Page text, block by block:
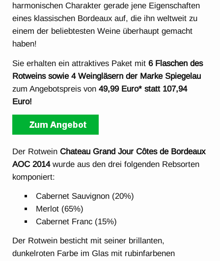
harmonischen Charakter gerade jene Eigenschaften
eines klassischen Bordeaux auf, die ihn weltweit zu
einem der beliebtesten Weine überhaupt gemacht
haben!
Sie erhalten ein attraktives Paket mit 6 Flaschen des
Rotweins sowie 4 Weingläsern der Marke Spiegelau
zum Angebotspreis von49,99 Euro* statt 107,94
Euro!
Der RotweinChateau Grand Jour Côtes de Bordeaux
AOC 2014wurde aus den drei folgenden Rebsorten
komponiert:
Cabernet Sauvignon (20%)
Merlot (65%)
Cabernet Franc (15%)
Der Rotwein besticht mit seiner brillanten,
dunkelroten Farbe im Glas mit rubinfarbenen